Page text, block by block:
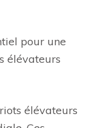
pour une
élévateurs
élévateurs